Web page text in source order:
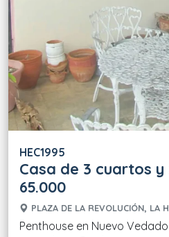
HEC1995
Casa de 3 cuartos
65.000
PLAZA DE LA REVOLUCIÓN, LA
Penthouse en Nuevo